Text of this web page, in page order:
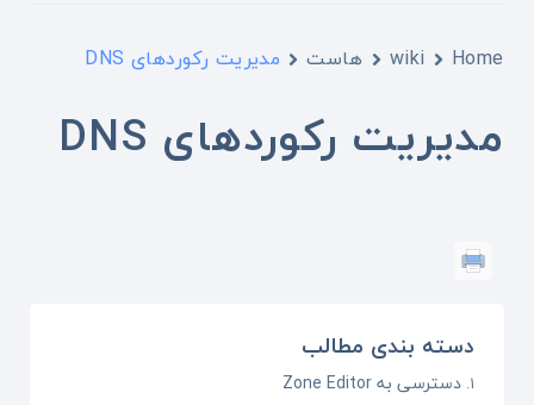
Home
wiki هاست مدیریت رکوردهای DNS
مدیریت رکوردهای DNS
دسته بندی مطالب
دسترسی به Zone Editor